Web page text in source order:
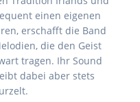
einen eigenen
erschafft die Band
die den Geist
tragen. Ihr Sound
dabei aber stets